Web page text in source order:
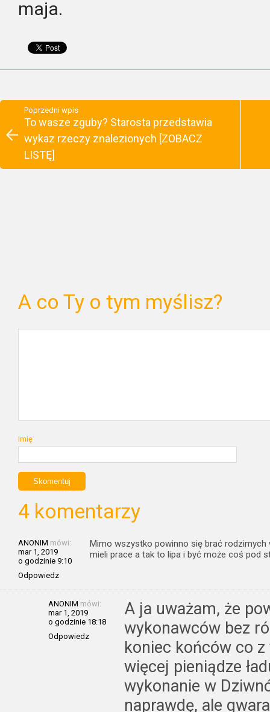
maja.
Poprzedni wpis
To wasze zguby? Starosta przedstawia
wykaz rzeczy znalezionych [ZOBACZ
LISTĘ]
A co Ty o tym myślisz?
Imię
4 komentarzy
ANONIM mówi:
mar 1, 2019
o godzinie 9:10
Odpowiedz
Mimo wszystko powinno się brać rodzimych
mieli prace a tak to lipa i być może coś pod
ANONIM mówi:
mar 1, 2019
o godzinie 18:18
Odpowiedz
A ja uważam, że
wykonawców bez
koniec końców co
więcej pieniądze
wykonanie w
naprawdę, ale